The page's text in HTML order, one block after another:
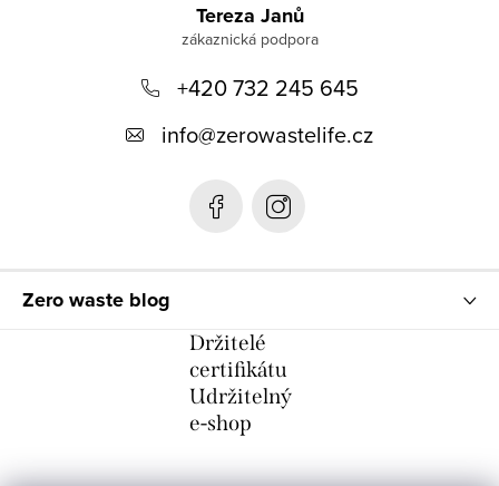
Tereza Janů
+420 732 245 645
info@zerowastelife.cz
Zero waste blog
Držitelé
certifikátu
Udržitelný
e-shop